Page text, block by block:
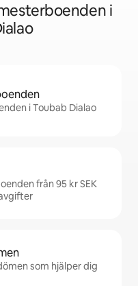
i
i Toubab Dialao
från 95 kr SEK
som hjälper dig